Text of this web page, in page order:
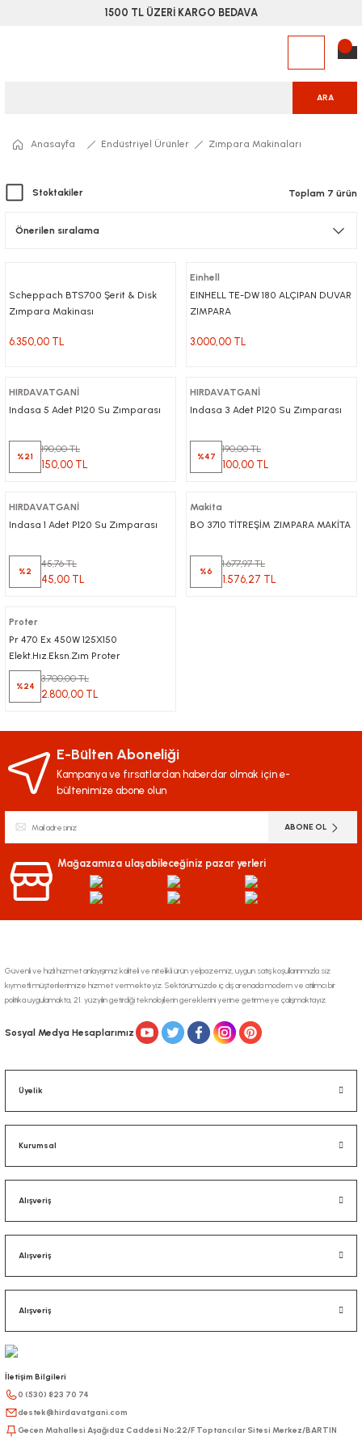
1500 TL ÜZERİ KARGO BEDAVA
ARA
Anasayfa Endüstriyel Ürünler Zımpara Makinaları
Stoktakiler Toplam 7 ürün
Scheppach BTS700 Şerit & Disk
Zımpara Makinası
6.350,00 TL
Einhell
EINHELL TE-DW 180 ALÇIPAN DUVAR
ZIMPARA
3.000,00 TL
HIRDAVATGANİ
Indasa 5 Adet P120 Su Zımparası
%21
190,00 TL
150,00 TL
HIRDAVATGANİ
Indasa 3 Adet P120 Su Zımparası
%47
190,00 TL
100,00 TL
HIRDAVATGANİ
Indasa 1 Adet P120 Su Zımparası
%2
45,76 TL
45,00 TL
Makita
BO 3710 TİTREŞİM ZIMPARA MAKİTA
%6
1.677,97 TL
1.576,27 TL
Proter
Pr 470 Ex 450W 125X150
Elekt.Hız.Eksn.Zım Proter
%24
3.700,00 TL
2.800,00 TL
E-Bülten Aboneliği
Kampanya ve fırsatlardan haberdar olmak için e-
bültenimize abone olun
ABONE OL
Mağazamıza ulaşabileceğiniz pazar yerleri
Güvenli ve hızlı hizmet anlayışımız kaliteli ve nitelikli ürün yelpazemiz, uygun satış koşullarınmızla siz
kıymetli müşterilerimize hizmet vermekteyiz. Sektörümüzde iç dış arenada modern ve atılımcı bir
politika uygulamakta, 21. yüzyılın getirdiği teknolojilerin gereklerini yerine getirmeye çalışmaktayız.
Sosyal Medya Hesaplarımız
Üyelik
Kurumsal
Alışveriş
Alışveriş
Alışveriş
İletişim Bilgileri
0 (530) 823 70 74
destek@hirdavatgani.com
Gecen Mahallesi Aşağıdüz Caddesi No:22/F Toptancılar Sitesi Merkez/BARTIN